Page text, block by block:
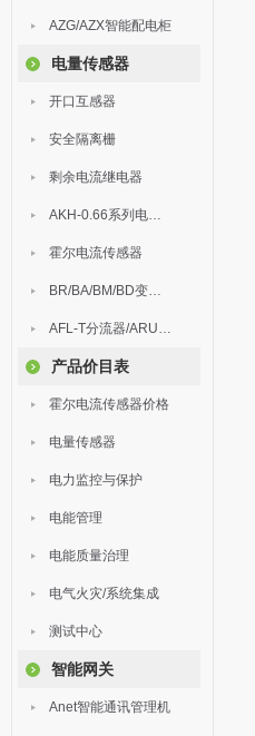
AZG/AZX智能配电柜
电量传感器
开口互感器
安全隔离栅
剩余电流继电器
AKH-0.66系列电流互感器
霍尔电流传感器
BR/BA/BM/BD变送器
AFL-T分流器/ARU浪涌保护器
产品价目表
霍尔电流传感器价格
电量传感器
电力监控与保护
电能管理
电能质量治理
电气火灾/系统集成
测试中心
智能网关
Anet智能通讯管理机